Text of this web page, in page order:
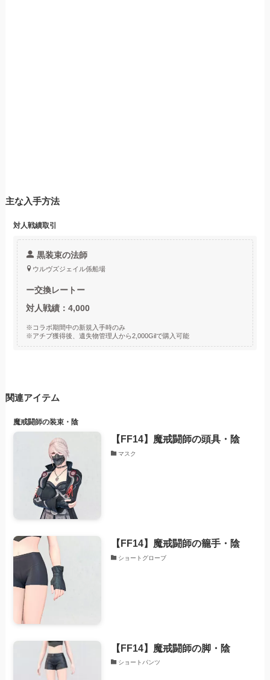
主な入手方法
対人戦績取引
黒装束の法師
ウルヴズジェイル係船場
ー交換レートー
対人戦績：4,000
※コラボ期間中の新規入手時のみ
※アチブ獲得後、遺失物管理人から2,000Gilで購入可能
関連アイテム
魔戒闘師の装束・陰
【FF14】魔戒闘師の頭具・陰
マスク
【FF14】魔戒闘師の籠手・陰
ショートグローブ
【FF14】魔戒闘師の脚・陰
ショートパンツ